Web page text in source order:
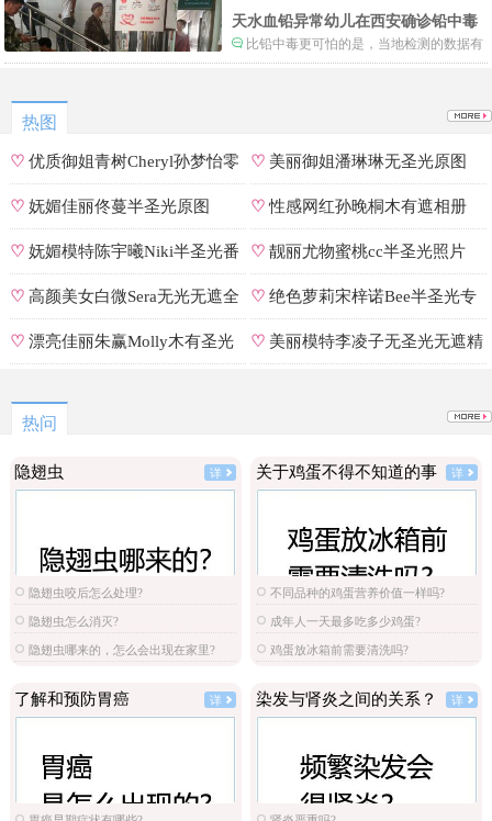
天水血铅异常幼儿在西安确诊铅中毒
比铅中毒更可怕的是，当地检测的数据有
可能被造假。
热图
♡优质御姐青树Cheryl孙梦怡零
遮罩私拍
♡ 美丽御姐潘琳琳无圣光原图
♡妩媚佳丽佟蔓半圣光原图 ♡性感网红孙晚桐木有遮相册
♡妩媚模特陈宇曦Niki半圣光番
号
♡ 靓丽尤物蜜桃cc半圣光照片
♡高颜美女白微Sera无光无遮全
集
♡ 绝色萝莉宋梓诺Bee半圣光专
辑
♡漂亮佳丽朱赢Molly木有圣光 ♡ 美丽模特李凌子无圣光无遮精
热问
隐翅虫 详
隐翅虫咬后怎么处理?
隐翅虫怎么消灭?
隐翅虫哪来的，怎么会出现在家里?
关于鸡蛋不得不知道的事 详
不同品种的鸡蛋营养价值一样吗?
成年人一天最多吃多少鸡蛋?
鸡蛋放冰箱前需要清洗吗?
了解和预防胃癌 详 染发与肾炎之间的关系？ 详